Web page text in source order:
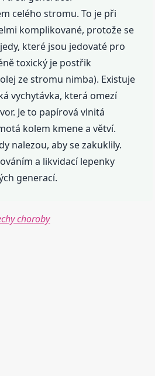
celého stromu. To je při
komplikované, protože se
které jsou jedovaté pro
toxický je postřik
ze stromu nimba). Existuje
vychytávka, která omezí
Je to papírová vlnitá
kolem kmene a větví.
nalezou, aby se zakuklily.
a likvidací lepenky
generací.
choroby